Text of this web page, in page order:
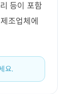
등이 포함
조업체에
요.